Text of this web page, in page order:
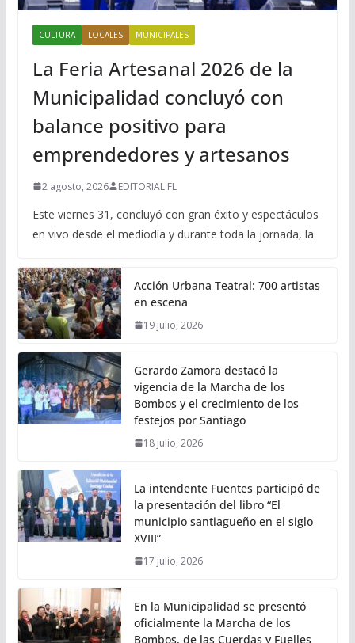
CULTURA LOCALES MUNICIPALES
La Feria Artesanal 2026 de la
Municipalidad concluyó con
balance positivo para
emprendedores y artesanos
2 agosto, 2026 EDITORIAL FL
Este viernes 31, concluyó con gran éxito y espectáculos
en vivo desde el mediodía y durante toda la jornada, la
Acción Urbana Teatral: 700 artistas
en escena
19 julio, 2026
Gerardo Zamora destacó la
vigencia de la Marcha de los
Bombos y el crecimiento de los
festejos por Santiago
18 julio, 2026
La intendente Fuentes participó de
la presentación del libro “El
municipio santiagueño en el siglo
XVIII”
17 julio, 2026
En la Municipalidad se presentó
oficialmente la Marcha de los
Bombos, de las Cuerdas y Fuelles